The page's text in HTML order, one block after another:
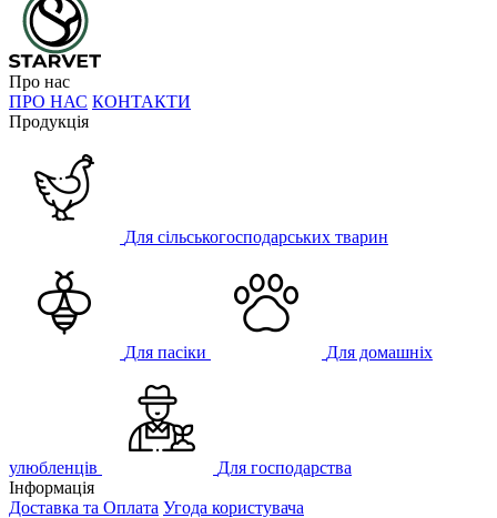
Про нас
ПРО НАС КОНТАКТИ
Продукція
Для сільськогосподарських тварин
Для пасіки Для домашніх
улюбленців
Для господарства
Інформація
Доставка та Оплата Угода користувача